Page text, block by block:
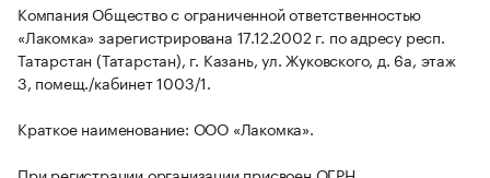
Компания Общество с ограниченной ответственностью
«Лакомка» зарегистрирована 17.12.2002 г. по адресу респ.
Татарстан (Татарстан), г. Казань, ул. Жуковского, д. 6а, этаж
3, помещ./кабинет 1003/1.
Краткое наименование: ООО «Лакомка».